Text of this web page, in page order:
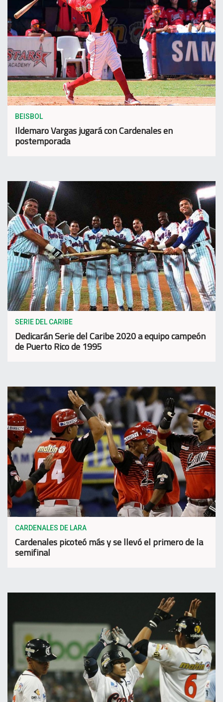
BEISBOL
Ildemaro Vargas jugará con Cardenales en
postemporada
SERIE DEL CARIBE
Dedicarán Serie del Caribe 2020 a equipo campeón
de Puerto Rico de 1995
CARDENALES DE LARA
Cardenales picoteó más y se llevó el primero de la
semifinal